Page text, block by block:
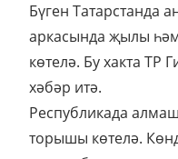
Бүген Татарстанда
аркасында җылы
көтелә. Бу хакта ТР
хәбәр итә.
Республикада
торышы көтелә.